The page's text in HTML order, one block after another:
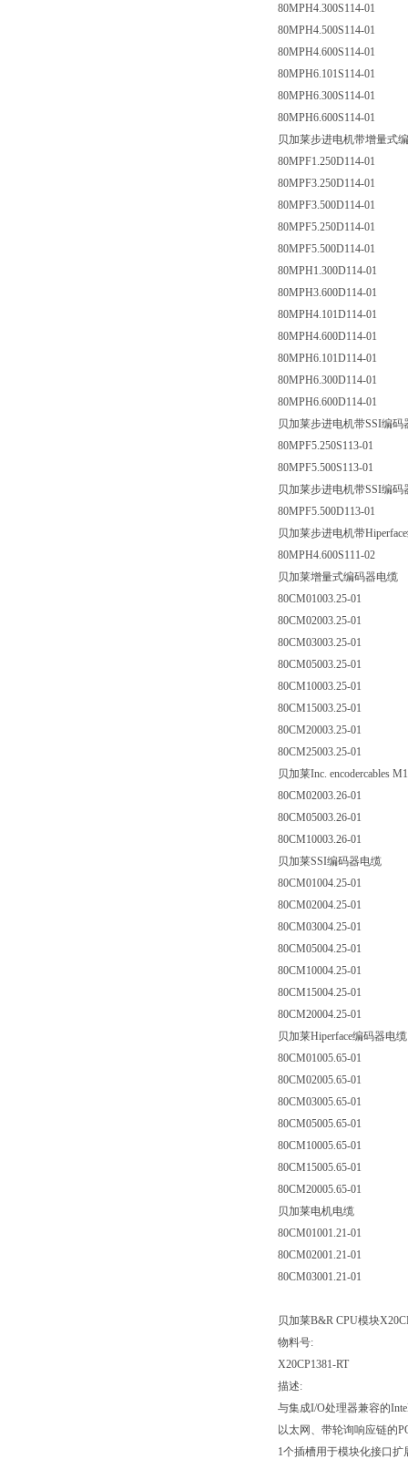
80MPH4.300S114-01
80MPH4.500S114-01
80MPH4.600S114-01
80MPH6.101S114-01
80MPH6.300S114-01
80MPH6.600S114-01
贝加莱步进电机带增量式
80MPF1.250D114-01
80MPF3.250D114-01
80MPF3.500D114-01
80MPF5.250D114-01
80MPF5.500D114-01
80MPH1.300D114-01
80MPH3.600D114-01
80MPH4.101D114-01
80MPH4.600D114-01
80MPH6.101D114-01
80MPH6.300D114-01
80MPH6.600D114-01
贝加莱步进电机带SSI编码
80MPF5.250S113-01
80MPF5.500S113-01
贝加莱步进电机带SSI编码
80MPF5.500D113-01
贝加莱步进电机带
80MPH4.600S111-02
贝加莱增量式编码器电缆
80CM01003.25-01
80CM02003.25-01
80CM03003.25-01
80CM05003.25-01
80CM10003.25-01
80CM15003.25-01
80CM20003.25-01
80CM25003.25-01
贝加莱Inc. encodercables
80CM02003.26-01
80CM05003.26-01
80CM10003.26-01
贝加莱SSI编码器电缆
80CM01004.25-01
80CM02004.25-01
80CM03004.25-01
80CM05004.25-01
80CM10004.25-01
80CM15004.25-01
80CM20004.25-01
贝加莱Hiperface编码器电缆
80CM01005.65-01
80CM02005.65-01
80CM03005.65-01
80CM05005.65-01
80CM10005.65-01
80CM15005.65-01
80CM20005.65-01
贝加莱电机电缆
80CM01001.21-01
80CM02001.21-01
80CM03001.21-01
贝加莱B&R CPU模块
物料号:
X20CP1381-RT
描述:
与集成I/O处理器兼容的
以太网、带轮询响应链的
1个插槽用于模块化接口扩